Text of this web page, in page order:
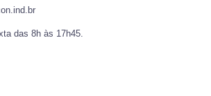
das 8h às 17h45.